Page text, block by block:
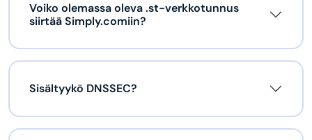
Voiko olemassa oleva .st-verkkotunnus
siirtää Simply.comiin?
Sisältyykö DNSSEC?